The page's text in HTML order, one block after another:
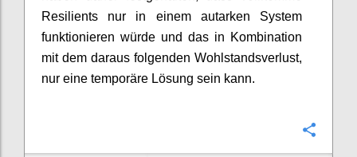
Resilients nur in einem autarken System
funktionieren würde und das in Kombination
mit dem daraus folgenden Wohlstandsverlust,
nur eine temporäre Lösung sein kann.